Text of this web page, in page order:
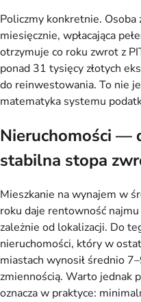
Policzmy konkretnie. Osoba
miesięcznie, wpłacająca
otrzymuje co roku zwrot z
ponad 31 tysięcy złotych
do reinwestowania. To nie
matematyka systemu
Nieruchomości —
stabilna stopa
Mieszkanie na wynajem w
roku daje rentowność
zależnie od lokalizacji. Do
nieruchomości, który w
miastach wynosił średnio
zmiennością. Warto jednak
oznacza w praktyce: